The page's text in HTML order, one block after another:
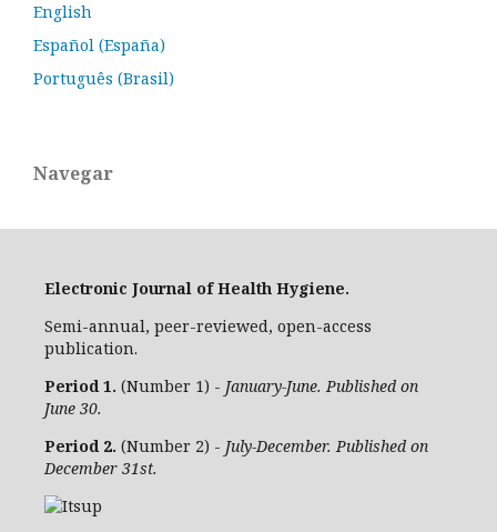
English
Español (España)
Português (Brasil)
Navegar
Electronic Journal of Health Hygiene.
Semi-annual, peer-reviewed, open-access
publication.
Period 1. (Number 1) - January-June. Published on
June 30.
Period 2. (Number 2) - July-December. Published on
December 31st.